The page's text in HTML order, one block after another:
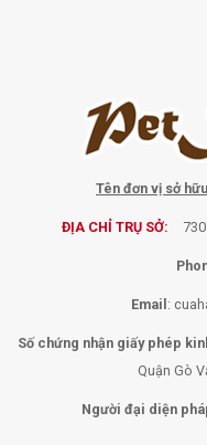
Tên đơn vị sở
ĐỊA CHỈ TRỤ SỞ:
Email :
Số chứng nhận giấy phép
Quận Gò
Người đại diện